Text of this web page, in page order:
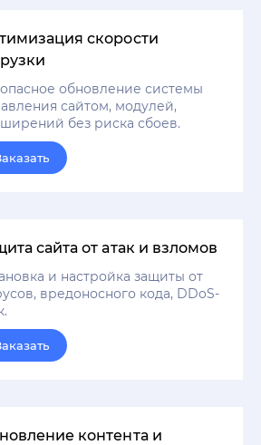
скорости
обновление системы
сайтом, модулей,
без риска сбоев.
сайта от атак и взломов
и настройка защиты от
вредоносного кода, DDoS-
контента и